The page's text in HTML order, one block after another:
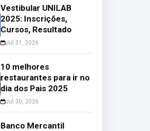
Vestibular UNILAB
2025: Inscrições,
Cursos, Resultado
Jul 31, 2026
10 melhores
restaurantes para ir no
dia dos Pais 2025
Jul 30, 2026
Banco Mercantil